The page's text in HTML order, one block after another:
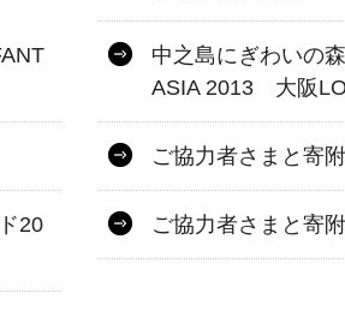
中之島にぎわいの
ASIA 2013 大阪
ご協力者さまと寄
20
ご協力者さまと寄